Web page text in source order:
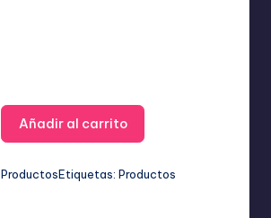
Añadir al carrito
ProductosEtiquetas: Productos